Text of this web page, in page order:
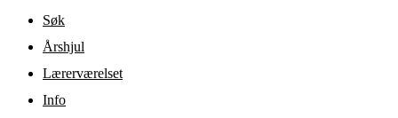
Gå til hovedinnhold
Søk
Årshjul
Lærerværelset
Info